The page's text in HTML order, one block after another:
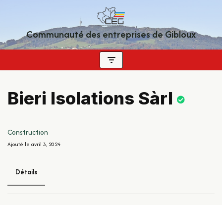
au
contenu
Communauté des entreprises de Gibloux
Bieri Isolations Sàrl
Construction
Ajouté le avril 3, 2024
Détails